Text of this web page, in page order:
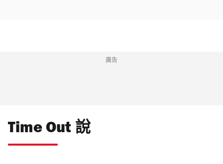
廣告
Time Out 說